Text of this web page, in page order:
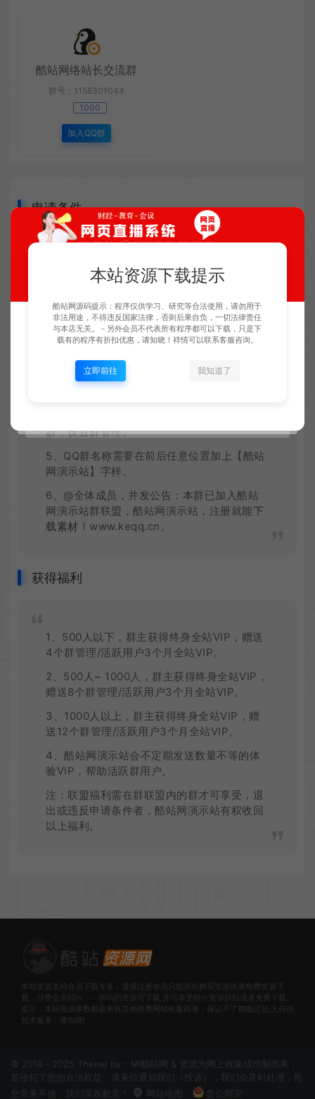
酷站网络站长交流群
群号：1158301044
1000
加入QQ群
申请条件
1、群成员必须满200人以上，群活跃度达到
2、群类型：设计学习群、设计分享群、PPT
学习交流群、PS、UI课程学习群、电商设计兼
职群等。
3、认可酷站网演示站的理念，维护酷站网演
示站的声誉和利益，配合酷站网演示站活动、
群，设置群管理。
5、QQ群名称需要在前后任意位置加上【酷站
网演示站】字样。
6、@全体成员，并发公告：本群已加入酷站
网演示站群联盟，酷站网演示站，注册就能下
载素材 ！www.keqq.cn。
获得福利
1、500人以下，群主获得终身全站VIP，赠送
4个群管理/活跃用户3个月全站VIP。
2、500人~ 1000人，群主获得终身全站VIP，
赠送8个群管理/活跃用户3个月全站VIP。
3、1000人以上，群主获得终身全站VIP，赠
送12个群管理/活跃用户3个月全站VIP。
4、酷站网演示站会不定期发送数量不等的体
验VIP，帮助活跃群用户。
注：联盟福利需在群联盟内的群才可享受，退
出或违反申请条件者，酷站网演示站有权收回
以上福利。
本站资源支持会员下载专享，普通注册会员只能原价购买资源或者免费资源下
载，付费会员50%－－96%的资源可下载,并可享受部分资源折扣或者免费下载。
提示：本站资源多数都是来自其他收费网站收集而来，保证不了都能运营,无任何
技术服务，请知晓!
© 2018－2025 Theme by - №酷站网 & 资源为网上收集或仿制而来，
若侵犯了您的合法权益，请来信通知我们（
投诉 ），我们会及时处理，给
您带来不便，我们深表歉意！
网站地图 贵公网安
本站资源下载提示
酷站网源码提示：程序仅供学习、研究等合法使用，请勿用于
非法用途，不得违反国家法律，否则后果自负，一切法律责任
与本店无关。－另外会员不代表所有程序都可以下载，只是下
载有的程序有折扣优惠，请知晓！祥情可以联系客服咨询。
立即前往 我知道了